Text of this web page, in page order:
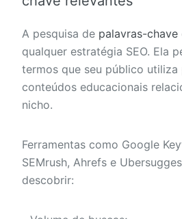
A pesquisa de palavras-chave
qualquer estratégia SEO. Ela
termos que seu público utiliza
conteúdos educacionais
nicho.
Ferramentas como Google
SEMrush, Ahrefs e
descobrir: